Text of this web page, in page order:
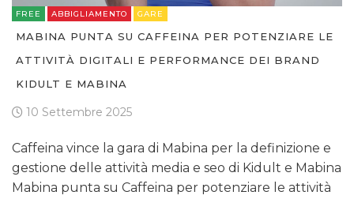
FREE ABBIGLIAMENTO GARE
MABINA PUNTA SU CAFFEINA PER POTENZIARE LE
ATTIVITÀ DIGITALI E PERFORMANCE DEI BRAND
KIDULT E MABINA
10 Settembre 2025
Caffeina vince la gara di Mabina per la definizione e
gestione delle attività media e seo di Kidult e Mabina
Mabina punta su Caffeina per potenziare le attività